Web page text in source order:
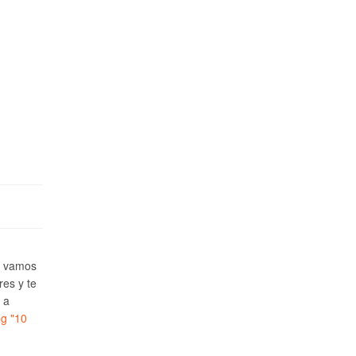
y te
a
"10